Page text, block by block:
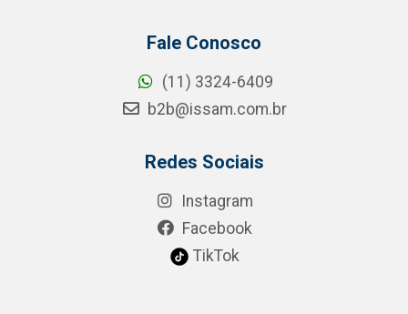
Fale Conosco
(11) 3324-6409
b2b@issam.com.br
Redes Sociais
Instagram
Facebook
TikTok